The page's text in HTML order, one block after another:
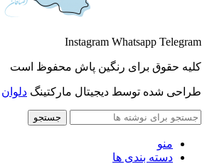
Instagram Whatsapp Telegram
کلیه حقوق برای رنگین پاش محفوظ است
طراحی شده توسط دیجیتال مارکتینگ دلوان
جستجو
منو
دسته بندی ها